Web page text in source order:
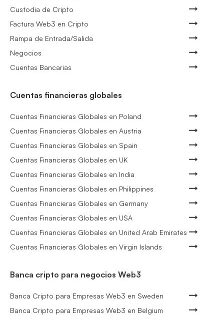
Custodia de Cripto
Factura Web3 en Cripto
Rampa de Entrada/Salida
Negocios
Cuentas Bancarias
Cuentas financieras globales
Cuentas Financieras Globales en Poland
Cuentas Financieras Globales en Austria
Cuentas Financieras Globales en Spain
Cuentas Financieras Globales en UK
Cuentas Financieras Globales en India
Cuentas Financieras Globales en Philippines
Cuentas Financieras Globales en Germany
Cuentas Financieras Globales en USA
Cuentas Financieras Globales en United Arab Emirates
Cuentas Financieras Globales en Virgin Islands
Banca cripto para negocios Web3
Banca Cripto para Empresas Web3 en Sweden
Banca Cripto para Empresas Web3 en Belgium